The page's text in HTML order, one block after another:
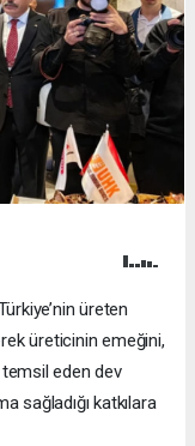
üreten
üreticinin emeğini,
temsil eden dev
sağladığı katkılara